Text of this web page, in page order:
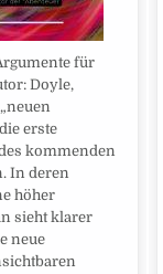
für
Doyle,
erste
kommenden
In deren
höher
sieht klarer
neue